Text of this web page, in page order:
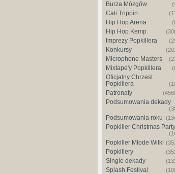
Burza Mózgów
Cali Trippin
Hip Hop Arena
Hip Hop Kemp
Imprezy Popkillera
Konkursy
Microphone Masters
Mixtape'y Popkillera
Oficjalny Chrzest
Popkillera
Patronaty
Podsumowania dekady
Podsumowania roku
Popkiller Christmas Party
Popkiller Młode Wilki
Popkillery
Single dekady
Splash Festival